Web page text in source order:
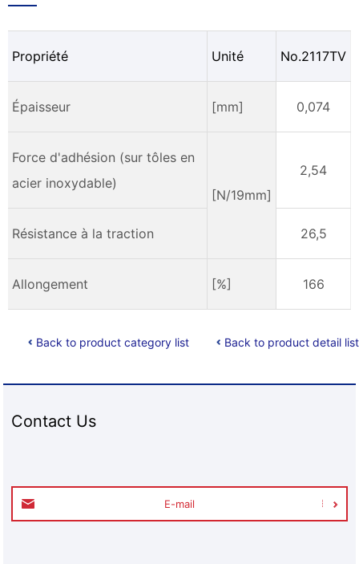
Propriété Unité No.2117TV
Épaisseur [mm] 0,074
Force d'adhésion (sur tôles en
acier inoxydable)
[N/19mm]
2,54
Résistance à la traction 26,5
Allongement [%] 166
Back to product category list Back to product detail list
Contact Us
E-mail